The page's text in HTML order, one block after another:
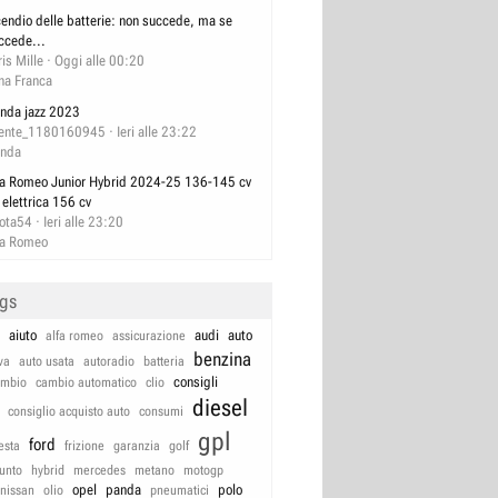
delle batterie: non succede, ma se
Mille
Oggi alle 00:20
Franca
jazz 2023
Ieri alle 23:22
Romeo Junior Hybrid 2024-25 136-145 cv
elettrica 156 cv
Ieri alle 23:20
Romeo
aiuto alfa romeo assicurazione audi auto
auto usata autoradio batteria benzina
cambio automatico clio consigli
consiglio acquisto auto consumi diesel
ford frizione garanzia golf gpl
hybrid mercedes metano
motogp
nissan
olio opel panda pneumatici polo